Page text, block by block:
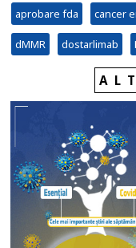
aprobare fda cancer
dMMR dostarlimab